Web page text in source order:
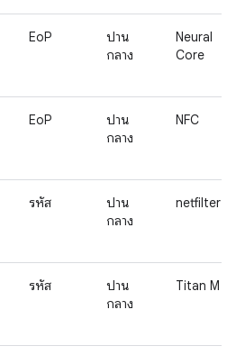
EoP
ปาน
กลาง
Neural
Core
EoP
ปาน
กลาง
NFC
รหัส
ปาน
กลาง
netfilter
รหัส
ปาน
กลาง
Titan M